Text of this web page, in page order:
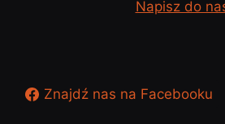
Napisz do
Znajdź nas na Facebooku